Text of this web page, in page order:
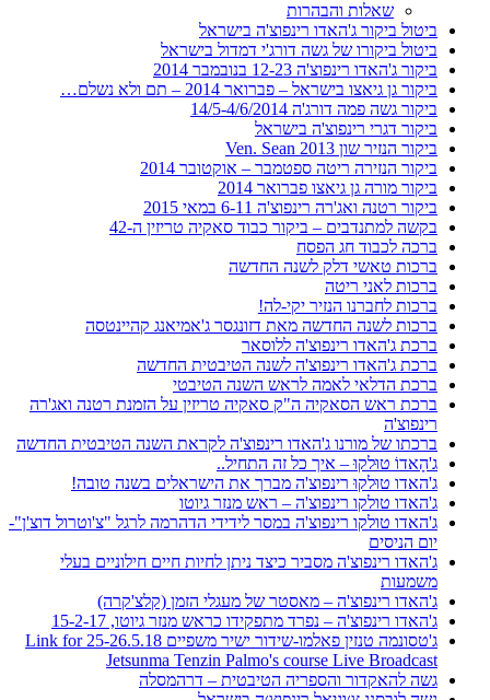
שאלות והבהרות
ביטול ביקור ג'האדו רינפוצ'ה בישראל
ביטול ביקורו של גשה דורג'י דמדול בישראל
ביקור ג'האדו רינפוצ'ה 12-23 בנובמבר 2014
ביקור גן גיאצו בישראל – פברואר 2014 – תם ולא נשלם…
ביקור גשה פמה דורג'ה 14/5-4/6/2014
ביקור דגרי רינפוצ'ה בישראל
ביקור הנזיר שון 2013 Ven. Sean
ביקור הנזירה ריטה ספטמבר – אוקטובר 2014
ביקור מורה גן גיאצו פברואר 2014
ביקור רטנה ואג'רה רינפוצ'ה 6-11 במאי 2015
בקשה למתנדבים – ביקור כבוד סאקיה טריזין ה-42
ברכה לכבוד חג הפסח
ברכות טאשי דלק לשנה החדשה
ברכות לאני ריטה
ברכות לחברנו הנזיר יקי-לה!
ברכות לשנה החדשה מאת דזונגסר ג'אמיאנג קהיינטסה
ברכת ג'האדו רינפוצ'ה ללוסאר
ברכת ג'האדו רינפוצ'ה לשנה הטיבטית החדשה
ברכת הדלאי לאמה לראש השנה הטיבטי
ברכת ראש הסאקיה ה"ק סאקיה טריזין על הזמנת רטנה ואג'רה
רינפוצ'ה
ברכתו של מורנו ג'האדו רינפוצ'ה לקראת השנה הטיבטית החדשה
ג'הָאדוֹ טוּלקוּ – איך כל זה התחיל..
ג'האדו טוּלקוּ רינפוצ'ה מברך את הישראלים בשנה טובה!
ג'האדו טולקו רינפוצ'ה – ראש מנזר גיוטו
ג'האדו טולקו רינפוצ'ה במסר לידידי הדהרמה לרגל "צ'וטרול דוצ'ן"-
יום הניסים
ג'האדו רינפוצ'ה מסביר כיצד ניתן לחיות חיים חילוניים בעלי
משמעות
ג'האדו רינפוצ'ה – מאסטר של מעגלי הזמן (קלצ'קרה)
ג'האדו רינפוצ'ה – נפרד מתפקידו כראש מנזר גיוטו, 15-2-17
ג'טסונמה טנזין פאלמו-שידור ישיר משפיים 25-26.5.18 Link for
Jetsunma Tenzin Palmo's course Live Broadcast
גשה להאקדור והספריה הטיבטית – דרהמסלה